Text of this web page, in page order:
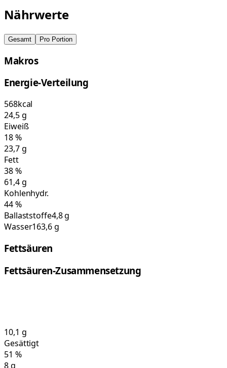
Nährwerte
Gesamt Pro Portion
Makros
Energie-Verteilung
568kcal
24,5g
Eiweiß
18%
23,7g
Fett
38%
61,4g
Kohlenhydr.
44%
Ballaststoffe4,8 g
Wasser163,6 g
Fettsäuren
Fettsäuren-Zusammensetzung
10,1 g
Gesättigt
51 %
8g